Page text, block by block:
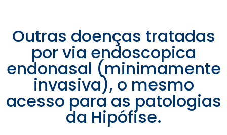
Outras doenças tratadas
por via endoscopica
endonasal (minimamente
invasiva), o mesmo
acesso para as patologias
da Hipófise.